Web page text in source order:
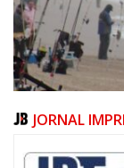
JORNAL